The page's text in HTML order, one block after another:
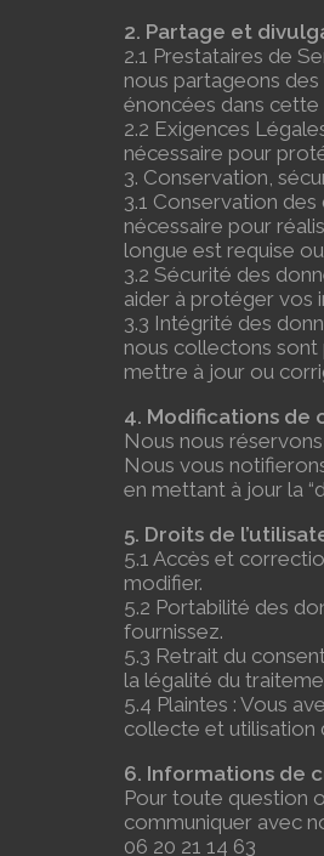
2. Partage et
2.1 Prestataires de
nous partageons
énoncées dans cette
2.2 Exigences
nécessaire pour
3. Conservation,
3.1 Conservation
nécessaire pour
longue est requise
3.2 Sécurité des
aider à protéger vos
3.3 Intégrité des
nous collectons sont
mettre à jour ou
4. Modifications
Nous nous
Nous vous
en mettant à jour la
5. Droits de
5.1 Accès et
modifier.
5.2 Portabilité des
fournissez.
5.3 Retrait du
la légalité du
5.4 Plaintes : Vous
collecte et utilisation
6. Informations de
Pour toute question
communiquer avec
06 20 21 14 63